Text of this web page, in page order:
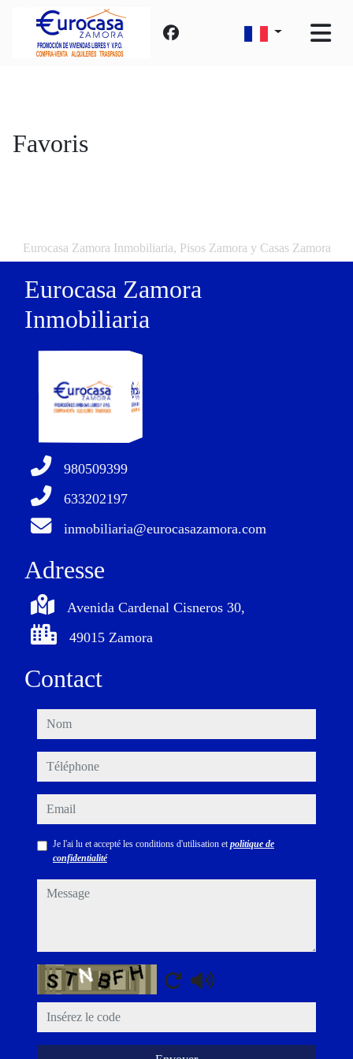
Favoris
Eurocasa Zamora Inmobiliaria, Pisos Zamora y Casas Zamora
Eurocasa Zamora
Inmobiliaria
980509399
633202197
inmobiliaria@eurocasazamora.com
Adresse
Avenida Cardenal Cisneros 30,
49015 Zamora
Contact
nom
téléphone
email
Je l'ai lu et accepté les conditions d'utilisation etpolitique de
confidentialité
message
Captcha